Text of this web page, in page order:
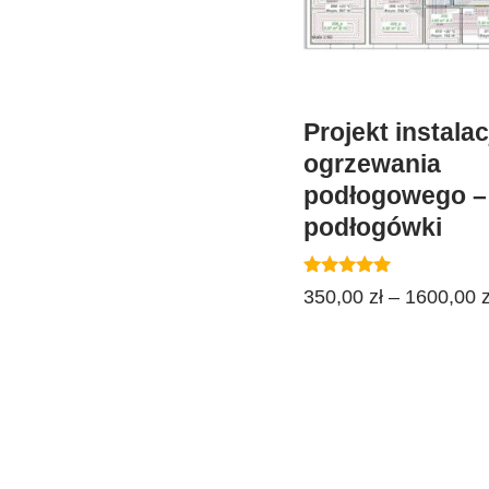
Projekt
ogrzewania
podłogowego –
podłogówki
Oceniono
4.94
350,00 zł – 1600,00